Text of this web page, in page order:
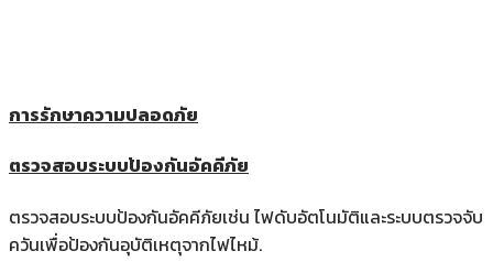
การรักษาความปลอดภัย
ตรวจสอบระบบป้องกันอัคคีภัย
ตรวจสอบระบบป้องกันอัคคีภัยเช่น ไฟดับอัตโนมัติและระบบตรวจจับ
ควันเพื่อป้องกันอุบัติเหตุจากไฟไหม้.